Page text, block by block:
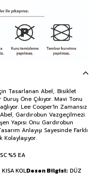
Tasarlanan Abel,. Bisiklet
Öne Çıkıyor. Mavi Tonu
Lee Cooper'In Zamansız
Gardırobun Vazgeçilmezi.
Yapısı Onu Gardırobun
Anlayışı Sayesinde Farklı
%5 EA
KISA KOLDesen Bilgisi DÜZ